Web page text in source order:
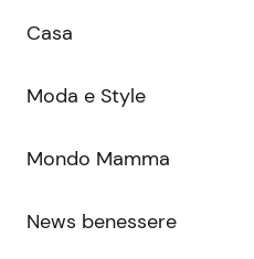
Casa
Moda e Style
Mondo Mamma
News benessere